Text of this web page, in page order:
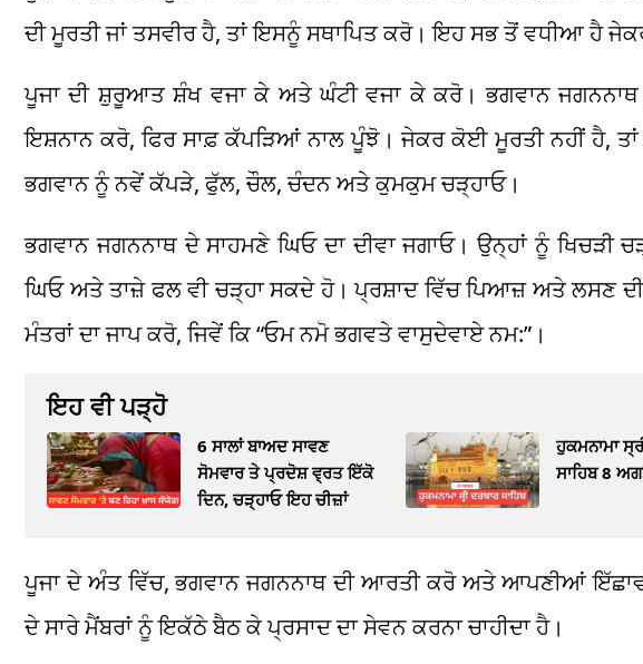
ਦੀ ਮੂਰਤੀ ਜਾਂ ਤਸਵੀਰ ਹੈ, ਤਾਂ ਇਸਨੂੰ ਸਥਾਪਿਤ ਕਰੋ। ਇਹ ਸਭ ਤੋਂ ਵਧੀਆ ਹੈ
ਪੂਜਾ ਦੀ ਸ਼ੁਰੂਆਤ ਸ਼ੰਖ ਵਜਾ ਕੇ ਅਤੇ ਘੰਟੀ ਵਜਾ ਕੇ ਕਰੋ। ਭਗਵਾਨ
ਇਸ਼ਨਾਨ ਕਰੋ, ਫਿਰ ਸਾਫ਼ ਕੱਪੜਿਆਂ ਨਾਲ ਪੂੰਝੋ। ਜੇਕਰ ਕੋਈ ਮੂਰਤੀ ਨਹੀਂ ਹੈ,
ਭਗਵਾਨ ਨੂੰ ਨਵੇਂ ਕੱਪੜੇ, ਫੁੱਲ, ਚੌਲ, ਚੰਦਨ ਅਤੇ ਕੁਮਕੁਮ ਚੜ੍ਹਾਓ।
ਭਗਵਾਨ ਜਗਨਨਾਥ ਦੇ ਸਾਹਮਣੇ ਘਿਓ ਦਾ ਦੀਵਾ ਜਗਾਓ। ਉਨ੍ਹਾਂ ਨੂੰ ਖਿਚੜੀ
ਘਿਓ ਅਤੇ ਤਾਜ਼ੇ ਫਲ ਵੀ ਚੜ੍ਹਾ ਸਕਦੇ ਹੋ। ਪ੍ਰਸ਼ਾਦ ਵਿੱਚ ਪਿਆਜ਼ ਅਤੇ ਲਸਣ
ਮੰਤਰਾਂ ਦਾ ਜਾਪ ਕਰੋ, ਜਿਵੇਂ ਕਿ “ਓਮ ਨਮੋ ਭਗਵਤੇ ਵਾਸੁਦੇਵਾਏ ਨਮ:”।
ਇਹ ਵੀ ਪੜ੍ਹੋ
6 ਸਾਲਾਂ ਬਾਅਦ ਸਾਵਣ
ਸੋਮਵਾਰ ਤੇ ਪ੍ਰਦੋਸ਼ ਵ੍ਰਤ ਇੱਕੋ
ਦਿਨ, ਚੜ੍ਹਾਓ ਇਹ ਚੀਜ਼ਾਂ
ਹੁਕਮਨਾਮਾ
ਸਾਹਿਬ 8
ਪੂਜਾ ਦੇ ਅੰਤ ਵਿੱਚ, ਭਗਵਾਨ ਜਗਨਨਾਥ ਦੀ ਆਰਤੀ ਕਰੋ ਅਤੇ ਆਪਣੀਆਂ
ਦੇ ਸਾਰੇ ਮੈਂਬਰਾਂ ਨੂੰ ਇਕੱਠੇ ਬੈਠ ਕੇ ਪ੍ਰਸਾਦ ਦਾ ਸੇਵਨ ਕਰਨਾ ਚਾਹੀਦਾ ਹੈ।